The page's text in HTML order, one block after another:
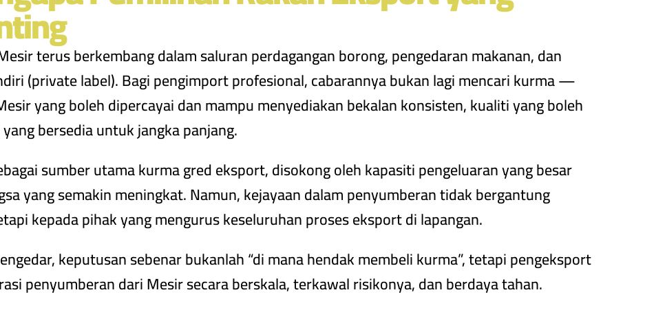
terus berkembang dalam saluran perdagangan borong, pengedaran makanan, dan
(private label). Bagi pengimport profesional, cabarannya bukan lagi mencari kurma —
yang boleh dipercayai dan mampu menyediakan bekalan konsisten, kualiti yang boleh
bersedia untuk jangka panjang.
sumber utama kurma gred eksport, disokong oleh kapasiti pengeluaran yang besar
yang semakin meningkat. Namun, kejayaan dalam penyumberan tidak bergantung
kepada pihak yang mengurus keseluruhan proses eksport di lapangan.
keputusan sebenar bukanlah “di mana hendak membeli kurma”, tetapi pengeksport
penyumberan dari Mesir secara berskala, terkawal risikonya, dan berdaya tahan.